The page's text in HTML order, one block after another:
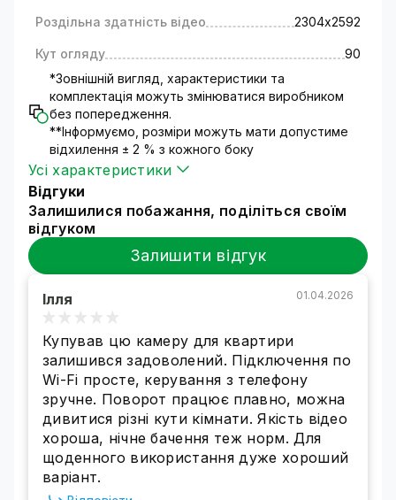
можливості моделі: поворот камери на 360°,
об'єктом, налаштування запису на microSD.
Модель має високий рейтинг стійкості до
атмосферних впливів IP66, що гарантує
надійну роботу на вулиці.
IP Wi-Fi камера GV-201-IP-M-DOС30-30 SD -
універсальний помічник для домашнього
відеоспостереження. Для підключення не
потрібно прокладання додаткових кабельних
Роздільна здатність відео 2304х2592
Кут огляду
90
*Зовнішній вигляд, характеристики та
комплектація можуть змінюватися виробником
без попередження.
**Інформуємо, розміри можуть мати допустиме
відхилення ± 2 % з кожного боку
Усі характеристики
Відгуки
Залишилися побажання, поділіться своїм
відгуком
Залишити відгук
Ілля 01.04.2026
Купував цю камеру для квартири
залишився задоволений. Підключення по
Wi-Fi просте, керування з телефону
зручне. Поворот працює плавно, можна
дивитися різні кути кімнати. Якість відео
хороша, нічне бачення теж норм. Для
щоденного використання дуже хороший
варіант.